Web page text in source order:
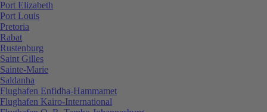
Port Elizabeth
Port Louis
Pretoria
Rabat
Rustenburg
Saint Gilles
Sainte-Marie
Saldanha
Flughafen Enfidha-Hammamet
Flughafen Kairo-International